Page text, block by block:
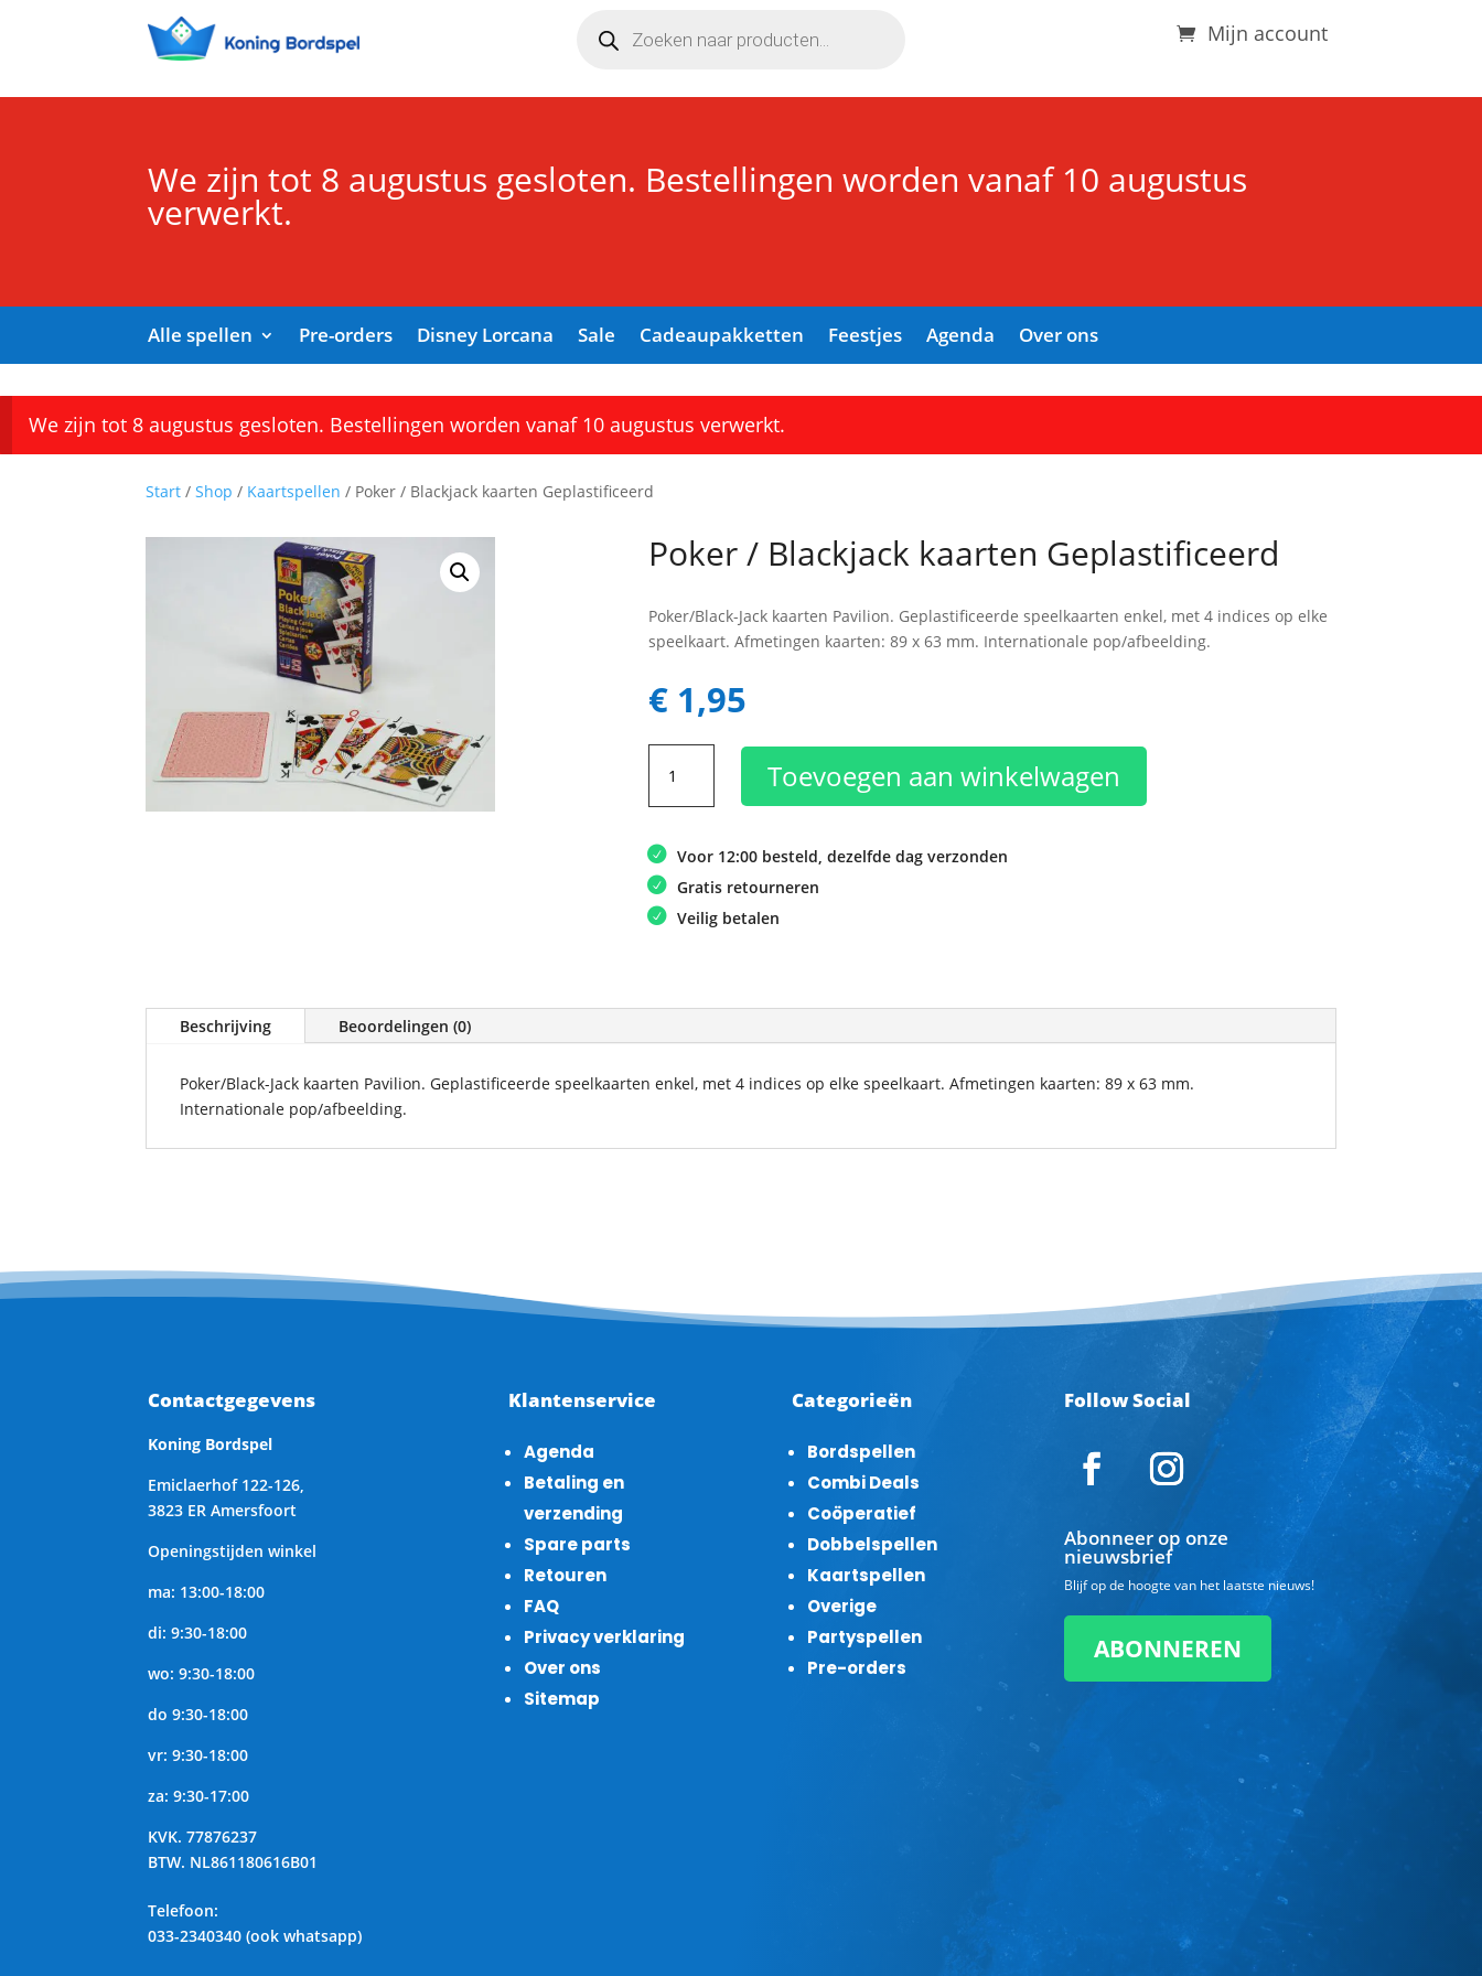
zoeken Mijn account
We zijn tot 8 augustus gesloten. Bestellingen worden vanaf 10 augustus
verwerkt.
Alle spellen Pre-orders Disney Lorcana Sale Cadeaupakketten Feestjes Agenda Over ons
We zijn tot 8 augustus gesloten. Bestellingen worden vanaf 10 augustus verwerkt.
Start / Shop / Kaartspellen / Poker / Blackjack kaarten Geplastificeerd
Poker / Blackjack kaarten Geplastificeerd
Poker/Black-Jack kaarten Pavilion. Geplastificeerde speelkaarten enkel, met 4 indices op elke
speelkaart. Afmetingen kaarten: 89 x 63 mm. Internationale pop/afbeelding.
€1,95
Blackjack
Geplastificeerd
aantal
Toevoegen aan winkelwagen
Voor 12:00 besteld, dezelfde dag verzonden
Gratis retourneren
Veilig betalen
Beschrijving Beoordelingen (0)
Poker/Black-Jack kaarten Pavilion. Geplastificeerde speelkaarten enkel, met 4 indices op elke speelkaart. Afmetingen kaarten: 89 x 63 mm.
Internationale pop/afbeelding.
Contactgegevens
Koning Bordspel
Emiclaerhof 122-126,
3823 ER Amersfoort
Openingstijden winkel
ma: 13:00-18:00
di: 9:30-18:00
wo: 9:30-18:00
do 9:30-18:00
vr: 9:30-18:00
za: 9:30-17:00
KVK. 77876237
BTW. NL861180616B01
Telefoon:
033-2340340 (ook whatsapp)
Klantenservice
Agenda
Betaling en
verzending
Spare parts
Retouren
FAQ
Privacy verklaring
Over ons
Sitemap
Categorieën
Bordspellen
Combi Deals
Coöperatief
Dobbelspellen
Kaartspellen
Overige
Partyspellen
Pre-orders
Follow Social
Abonneer op onze
nieuwsbrief
Blijf op de hoogte van het laatste nieuws!
ABONNEREN